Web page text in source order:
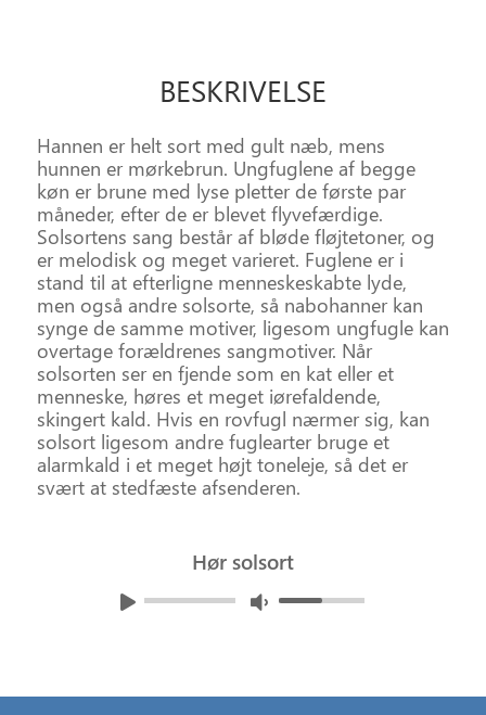
Virker det ikke?Åbn i nyt vindue.
BESKRIVELSE
Hannen er helt sort med gult næb, mens
hunnen er mørkebrun. Ungfuglene af begge
køn er brune med lyse pletter de første par
måneder, efter de er blevet flyvefærdige.
Solsortens sang består af bløde fløjtetoner, og
er melodisk og meget varieret. Fuglene er i
stand til at efterligne menneskeskabte lyde,
men også andre solsorte, så nabohanner kan
synge de samme motiver, ligesom ungfugle kan
overtage forældrenes sangmotiver. Når
solsorten ser en fjende som en kat eller et
menneske, høres et meget iørefaldende,
skingert kald. Hvis en rovfugl nærmer sig, kan
solsort ligesom andre fuglearter bruge et
alarmkald i et meget højt toneleje, så det er
svært at stedfæste afsenderen.
Hør solsort